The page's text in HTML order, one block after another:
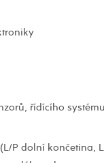
řídícího systému
P dolní končetina,